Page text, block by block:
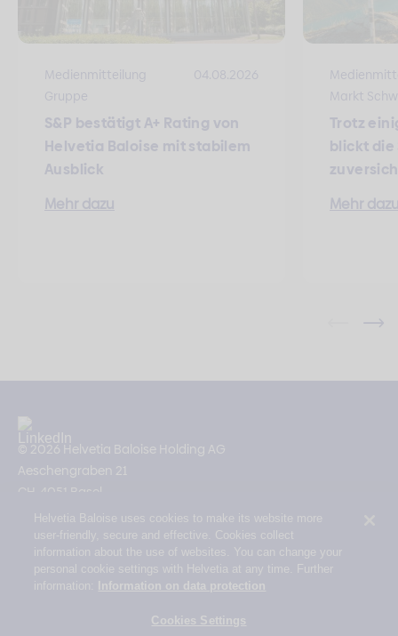
Medienmitteilung
Gruppe
04.08.2026
S&P bestätigt A+ Rating von
Helvetia Baloise mit stabilem
Ausblick
Mehr dazu
Markt
Trotz
blickt die
Mehr
© 2026 Helvetia Baloise Holding AG
Aeschengraben 21
CH-4051 Basel
Impressum
Rechtliche Hinweise
Datenschutz
Helvetia Baloise uses cookies to make its website more
user-friendly, secure and effective. Cookies collect
information about the use of websites. You can change your
personal cookie settings with Helvetia at any time. Further
information:
Information on data protection
Cookies Settings